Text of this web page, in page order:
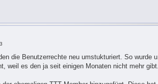
die Benutzerrechte neu umstukturiert. So wurde
weil es den ja seit einigen Monaten nicht mehr gibt.